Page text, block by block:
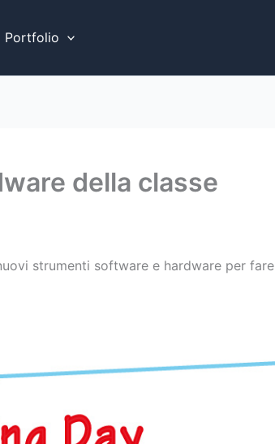
Portfolio
della classe
strumenti software e hardware per fare